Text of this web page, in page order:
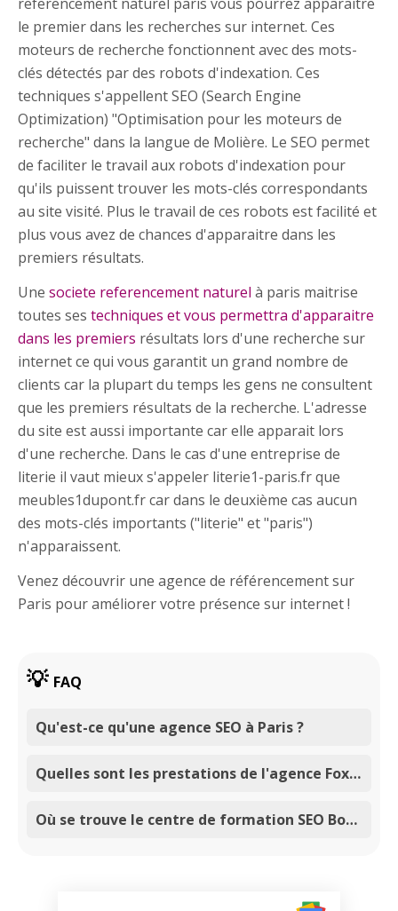
le premier dans les recherches sur internet. Ces
moteurs de recherche fonctionnent avec des mots-
clés détectés par des robots d'indexation. Ces
techniques s'appellent SEO (Search Engine
Optimization) "Optimisation pour les moteurs de
recherche" dans la langue de Molière. Le SEO permet
de faciliter le travail aux robots d'indexation pour
qu'ils puissent trouver les mots-clés correspondants
au site visité. Plus le travail de ces robots est facilité et
plus vous avez de chances d'apparaitre dans les
premiers résultats.
Une societe referencement naturel à paris maitrise
toutes ses techniques et vous permettra d'apparaitre
dans les premiers résultats lors d'une recherche sur
internet ce qui vous garantit un grand nombre de
clients car la plupart du temps les gens ne consultent
que les premiers résultats de la recherche. L'adresse
du site est aussi importante car elle apparait lors
d'une recherche. Dans le cas d'une entreprise de
literie il vaut mieux s'appeler literie1-paris.fr que
meubles1dupont.fr car dans le deuxième cas aucun
des mots-clés importants ("literie" et "paris")
n'apparaissent.
Venez découvrir une agence de référencement sur
Paris pour améliorer votre présence sur internet !
FAQ
Qu'est-ce qu'une agence SEO à Paris ?
Quelles sont les prestations de l'agence Foxglove Partner en matière de référencement à Paris ?
Où se trouve le centre de formation SEO Box Academy à Paris ?